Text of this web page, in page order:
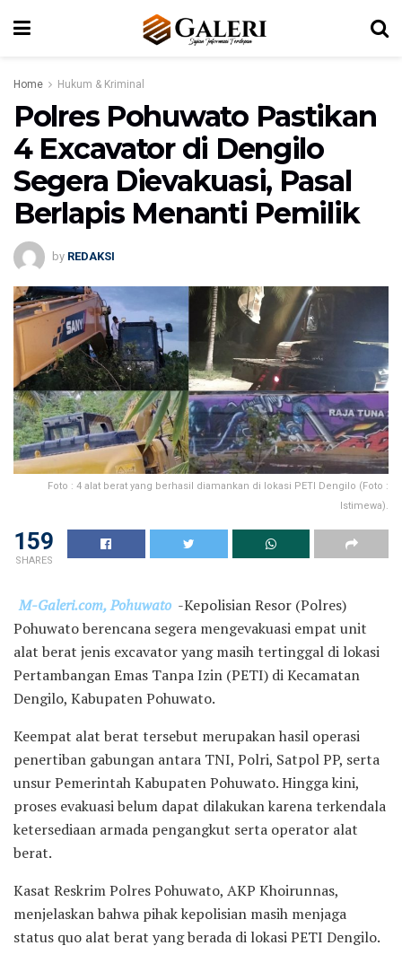
Home Hukum & Kriminal
Polres Pohuwato Pastikan
4 Excavator di Dengilo
Segera Dievakuasi, Pasal
Berlapis Menanti Pemilik
by REDAKSI
Foto : 4 alat berat yang berhasil diamankan di lokasi PETI Dengilo (Foto :
Istimewa).
159
SHARES
M-Galeri.com, Pohuwato -Kepolisian Resor (Polres)
Pohuwato berencana segera mengevakuasi empat unit
alat berat jenis excavator yang masih tertinggal di lokasi
Pertambangan Emas Tanpa Izin (PETI) di Kecamatan
Dengilo, Kabupaten Pohuwato.
Keempat alat berat tersebut merupakan hasil operasi
penertiban gabungan antara TNI, Polri, Satpol PP, serta
unsur Pemerintah Kabupaten Pohuwato. Hingga kini,
proses evakuasi belum dapat dilakukan karena terkendala
ketersediaan armada pengangkut serta operator alat
berat.
Kasat Reskrim Polres Pohuwato, AKP Khoirunnas,
menjelaskan bahwa pihak kepolisian masih menjaga
status quo alat berat yang berada di lokasi PETI Dengilo.